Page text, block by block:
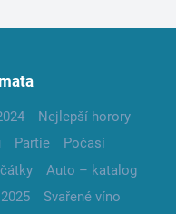
Nejlepší horory
Partie
Počasí
Auto – katalog
Svařené víno